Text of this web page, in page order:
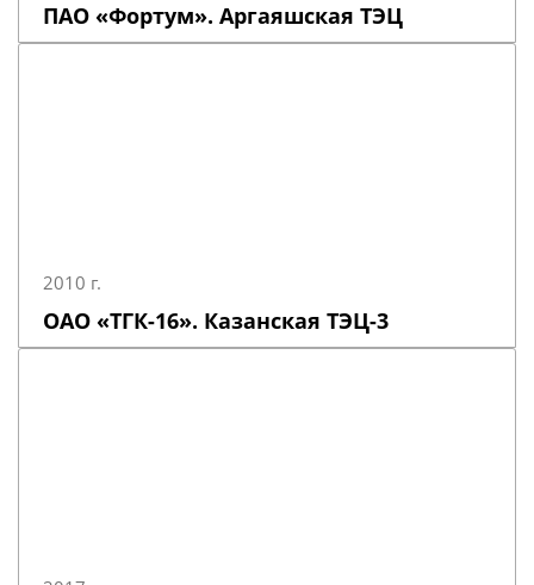
ПАО «Фортум». Аргаяшская ТЭЦ
2010 г.
ОАО «ТГК-16». Казанская ТЭЦ-3